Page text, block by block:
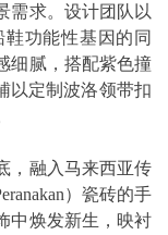
需求。设计团队以
功能性基因的同
细腻，搭配紫色撞
以定制波洛领带扣
融入马来西亚传
）瓷砖的手
中焕发新生，映衬